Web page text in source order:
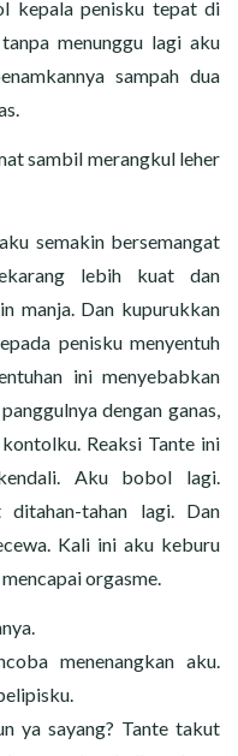
kepala penisku tepat di
menunggu lagi aku
sampah dua
sambil merangkul leher
semakin bersemangat
lebih kuat dan
manja. Dan kupurukkan
penisku menyentuh
ini menyebabkan
dengan ganas,
Reaksi Tante ini
Aku bobol lagi.
ditahan-tahan lagi. Dan
Kali ini aku keburu
orgasme.
menenangkan aku.
ya sayang? Tante takut